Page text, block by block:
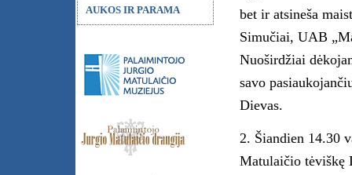
bet ir atsineša
Simučiai, UAB
Nuoširdžiai
savo
Dievas.
2. Šiandien 14.30
Matulaičio tėviškę
AUKOS IR PARAMA